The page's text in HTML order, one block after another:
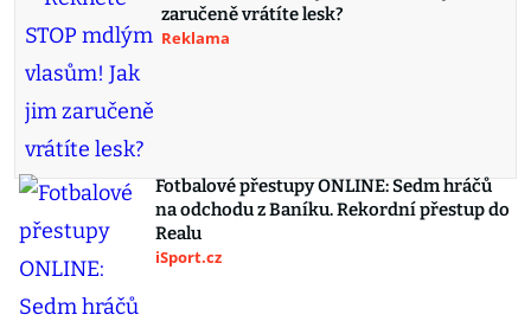
zaručeně vrátíte lesk?
Reklama
Fotbalové přestupy ONLINE: Sedm hráčů
na odchodu z Baníku. Rekordní přestup do
Realu
iSport.cz